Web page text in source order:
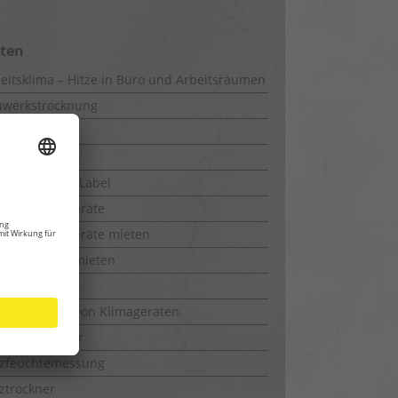
– Hitze in Büro und Arbeitsräumen
Policy
Label
mieten
mieten
von Klimageräten